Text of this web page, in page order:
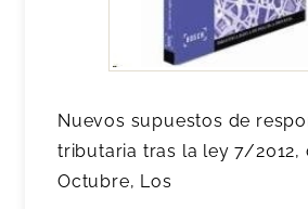
Nuevos supuestos de
tributaria tras la ley 7/2012,
Octubre, Los